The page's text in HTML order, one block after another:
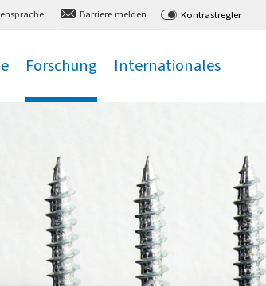
, Barriere melden Kontrastregler
Forschung Internationales